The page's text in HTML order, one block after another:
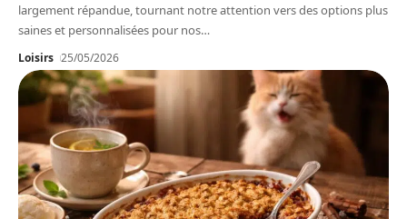
largement répandue, tournant notre attention vers des options plus
saines et personnalisées pour nos…
Loisirs 25/05/2026